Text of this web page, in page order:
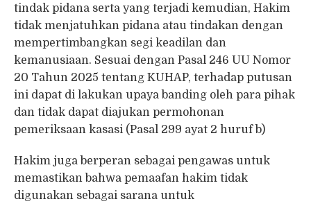
tindak pidana serta yang terjadi kemudian, Hakim
tidak menjatuhkan pidana atau tindakan dengan
mempertimbangkan segi keadilan dan
kemanusiaan. Sesuai dengan Pasal 246 UU Nomor
20 Tahun 2025 tentang KUHAP, terhadap putusan
ini dapat di lakukan upaya banding oleh para pihak
dan tidak dapat diajukan permohonan
pemeriksaan kasasi (Pasal 299 ayat 2 huruf b)
​Hakim juga berperan sebagai pengawas untuk
memastikan bahwa pemaafan hakim tidak
digunakan sebagai sarana untuk